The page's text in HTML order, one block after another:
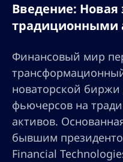
Введение: Новая
традиционными
Финансовый мир
новаторской биржи
фьючерсов на
активов.
бывшим
Financial